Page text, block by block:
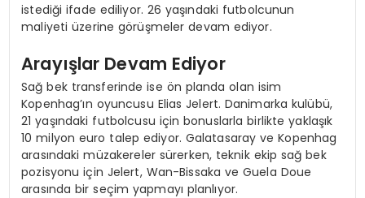
istediği ifade ediliyor. 26 yaşındaki futbolcunun
maliyeti üzerine görüşmeler devam ediyor.
Arayışlar Devam Ediyor
Sağ bek transferinde ise ön planda olan isim
Kopenhag’ın oyuncusu Elias Jelert. Danimarka kulübü,
21 yaşındaki futbolcusu için bonuslarla birlikte yaklaşık
10 milyon euro talep ediyor. Galatasaray ve Kopenhag
arasındaki müzakereler sürerken, teknik ekip sağ bek
pozisyonu için Jelert, Wan-Bissaka ve Guela Doue
arasında bir seçim yapmayı planlıyor.